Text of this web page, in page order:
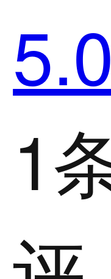
5.0
1